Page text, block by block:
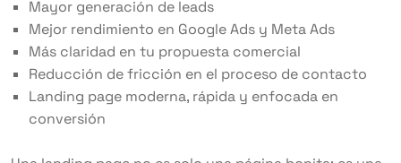
Mayor generación de leads
Mejor rendimiento en Google Ads y Meta Ads
Más claridad en tu propuesta comercial
Reducción de fricción en el proceso de contacto
Landing page moderna, rápida y enfocada en
conversión